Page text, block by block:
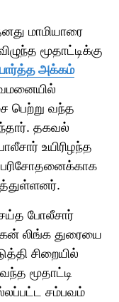
மாமியாரை
மூதாட்டிக்கு
பார்த்த அக்கம்
பெற்று வந்த
தகவல்
உயிரிழந்த
பரிசோதனைக்காக
போலீசார்
லிங்க துரையை
சிறையில்
மூதாட்டி
சம்பவம்